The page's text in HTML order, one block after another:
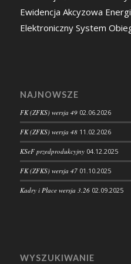
Ewidencja Akcyzowa
Elektroniczny System
NAJNOWSZE
FK (ZFKS) wersja 49 02.06.2026
FK (ZFKS) wersja 48 11.02.2026
KSeF przedprodukcyjny 04.12.2025
FK (ZFKS) wersja 47 01.10.2025
Kadry i Płace wersja 3.26 02.09.2025
WYSZUKIWANIE